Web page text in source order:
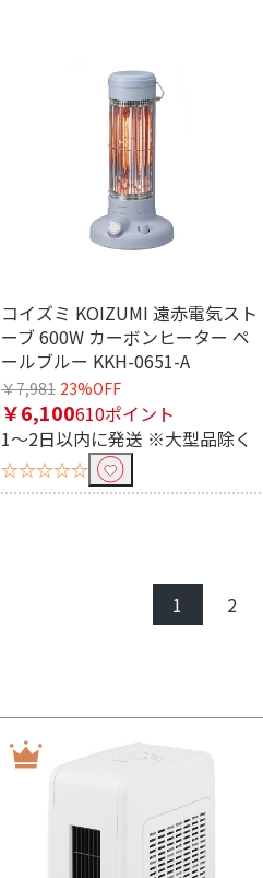
コイズミ KOIZUMI 遠赤電気スト
ーブ 600W カーボンヒーター ペ
ールブルー KKH-0651-A
￥7,981 23%OFF
￥6,100610ポイント
1～2日以内に発送 ※大型品除く
☆☆☆☆☆
1 2